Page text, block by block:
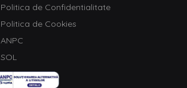
Politica de Confidentialitate
Politica de Cookies
ANPC
SOL